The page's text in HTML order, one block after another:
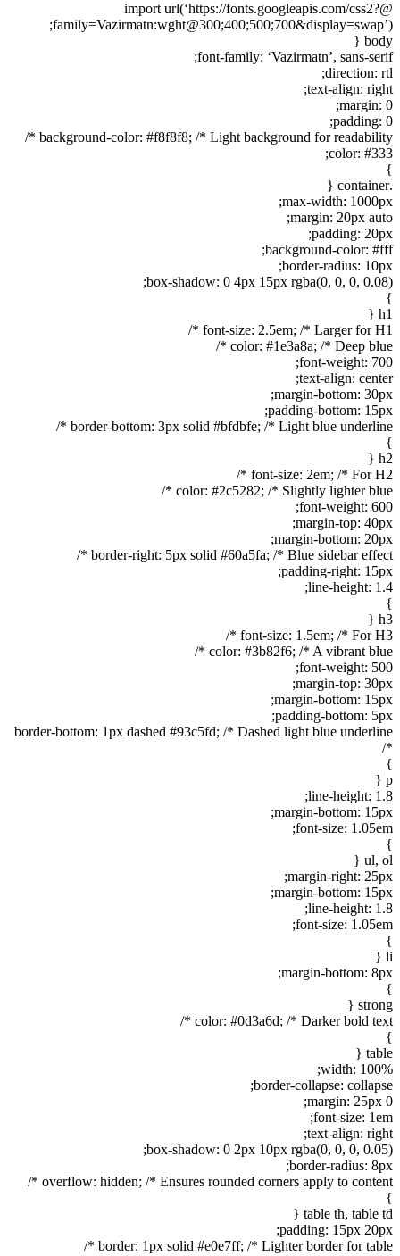
@import url(‘https://fonts.googleapis.com/css2?
family=Vazirmatn:wght@300;400;500;700&display=swap’);
body {
font-family: ‘Vazirmatn’, sans-serif;
direction: rtl;
text-align: right;
margin: 0;
padding: 0;
background-color: #f8f8f8; /* Light background for readability */
color: #333;
}
.container {
max-width: 1000px;
margin: 20px auto;
padding: 20px;
background-color: #fff;
border-radius: 10px;
box-shadow: 0 4px 15px rgba(0, 0, 0, 0.08);
}
h1 {
font-size: 2.5em; /* Larger for H1 */
color: #1e3a8a; /* Deep blue */
font-weight: 700;
text-align: center;
margin-bottom: 30px;
padding-bottom: 15px;
border-bottom: 3px solid #bfdbfe; /* Light blue underline */
}
h2 {
font-size: 2em; /* For H2 */
color: #2c5282; /* Slightly lighter blue */
font-weight: 600;
margin-top: 40px;
margin-bottom: 20px;
border-right: 5px solid #60a5fa; /* Blue sidebar effect */
padding-right: 15px;
line-height: 1.4;
}
h3 {
font-size: 1.5em; /* For H3 */
color: #3b82f6; /* A vibrant blue */
font-weight: 500;
margin-top: 30px;
margin-bottom: 15px;
padding-bottom: 5px;
border-bottom: 1px dashed #93c5fd; /* Dashed light blue underline
*/
}
p {
line-height: 1.8;
margin-bottom: 15px;
font-size: 1.05em;
}
ul, ol {
margin-right: 25px;
margin-bottom: 15px;
line-height: 1.8;
font-size: 1.05em;
}
li {
margin-bottom: 8px;
}
strong {
color: #0d3a6d; /* Darker bold text */
}
table {
width: 100%;
border-collapse: collapse;
margin: 25px 0;
font-size: 1em;
text-align: right;
box-shadow: 0 2px 10px rgba(0, 0, 0, 0.05);
border-radius: 8px;
overflow: hidden; /* Ensures rounded corners apply to content */
}
table th, table td {
padding: 15px 20px;
border: 1px solid #e0e7ff; /* Lighter border for table */